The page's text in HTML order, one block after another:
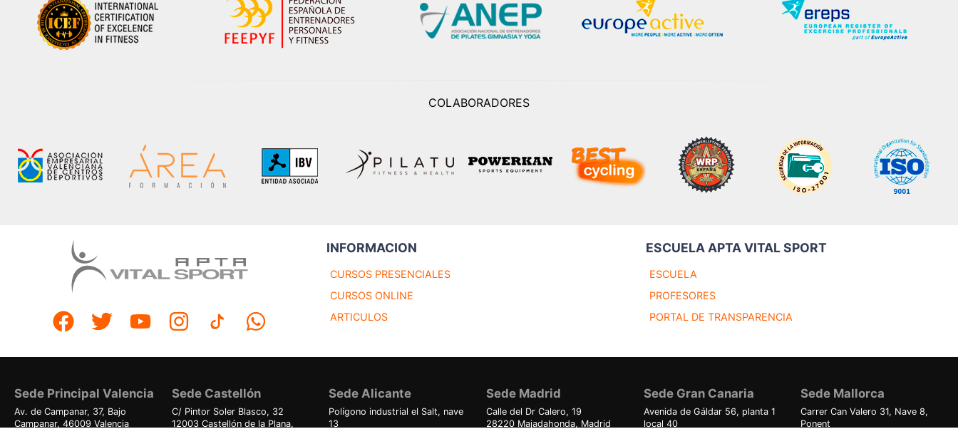
COLABORADORES
INFORMACION
CURSOS PRESENCIALES
CURSOS ONLINE
ARTICULOS
ESCUELA APTA VITAL SPORT
ESCUELA
PROFESORES
PORTAL DE TRANSPARENCIA
Sede Principal Valencia
Av. de Campanar, 37, Bajo
Campanar, 46009 Valencia
Sede Castellón
C/ Pintor Soler Blasco, 32
12003 Castellón de la Plana,
Sede Alicante
Polígono industrial el Salt, nave
13
Sede Madrid
Calle del Dr Calero, 19
28220 Majadahonda, Madrid
Sede Gran Canaria
Avenida de Gáldar 56, planta 1
local 40
Sede Mallorca
Carrer Can Valero 31, Nave 8,
Ponent